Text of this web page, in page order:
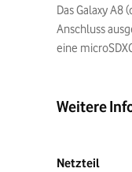
Das Galaxy
Anschluss
eine
Weitere
Netzteil